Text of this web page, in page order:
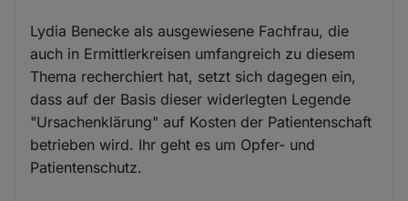
Lydia Benecke als ausgewiesene Fachfrau, die
auch in Ermittlerkreisen umfangreich zu diesem
Thema recherchiert hat, setzt sich dagegen ein,
dass auf der Basis dieser widerlegten Legende
"Ursachenklärung" auf Kosten der Patientenschaft
betrieben wird. Ihr geht es um Opfer- und
Patientenschutz.